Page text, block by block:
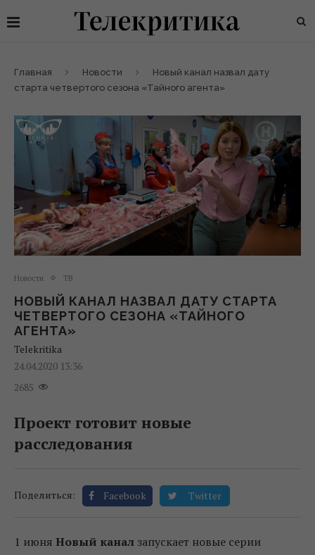
Главная Новости
Новый канал назвал дату
старта четвертого сезона «Тайного агента»
Новости ТВ
НОВЫЙ КАНАЛ НАЗВАЛ ДАТУ СТАРТА
ЧЕТВЕРТОГО СЕЗОНА «ТАЙНОГО
АГЕНТА»
Telekritika
24.04.2020 13:36
2685
Проект готовит новые
расследования
Поделиться: Facebook Twitter
1 июня Новый канал запускает новые серии